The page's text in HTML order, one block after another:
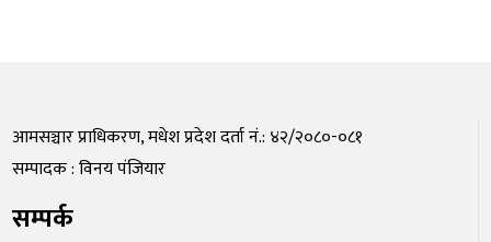
आमसञ्चार प्राधिकरण, मधेश प्रदेश दर्ता नं.: ४२/२०८०-०८१
सम्पादक : विनय पंजियार
सम्पर्क